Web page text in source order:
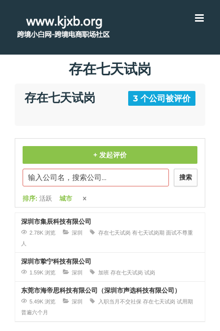
存在七天试岗
存在七天试岗 3 个公司被评价
+ 发起评价
搜索
排序: 活跃 城市
深圳市集辰科技有限公司
2.78K 浏览 深圳 存在七天试岗 有七天试岗期 面试不尊重
人
深圳市挚宁科技有限公司
1.59K 浏览 深圳 加班 存在七天试岗 试岗
东莞市海帝思科技有限公司（深圳市声选科技有限公司）
5.49K 浏览 深圳 入职当月不交社保 存在七天试岗 试用期
普遍六个月